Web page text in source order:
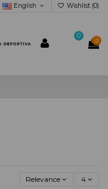
English Wishlist (0)
0
0
Relevance 4